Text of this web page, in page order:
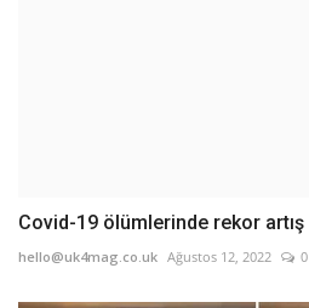
Covid-19 ölümlerinde rekor artış
hello@uk4mag.co.uk Ağustos 12, 2022 0